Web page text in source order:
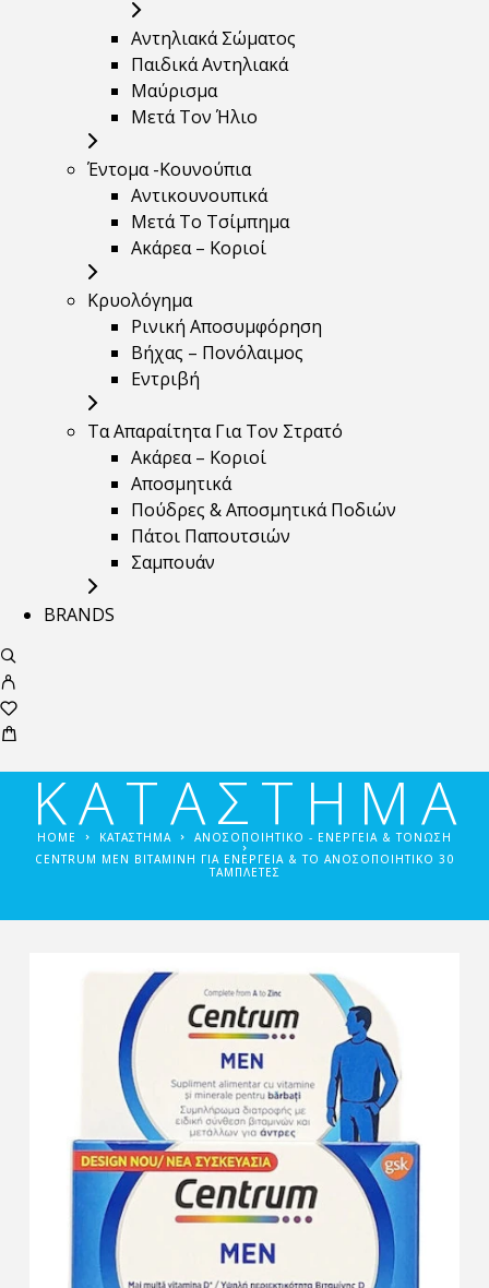
Αντηλιακά Σώματος
Παιδικά Αντηλιακά
Μαύρισμα
Mετά Τον Ήλιο
Έντομα -Κουνούπια
Αντικουνουπικά
Μετά Το Τσίμπημα
Ακάρεα – Κοριοί
Κρυολόγημα
Ρινική Αποσυμφόρηση
Βήχας – Πονόλαιμος
Εντριβή
Τα Απαραίτητα Για Τον Στρατό
Ακάρεα – Κοριοί
Αποσμητικά
Πούδρες & Αποσμητικά Ποδιών
Πάτοι Παπουτσιών
Σαμπουάν
BRANDS
ΚΑΤΑΣΤΗΜΑ
HOME ΚΑΤΑΣΤΗΜΑ
ΑΝΟΣΟΠΟΙΗΤΙΚΌ - ΕΝΈΡΓΕΙΑ & ΤΌΝΩΣΗ
CENTRUM MEN ΒΙΤΑΜΊΝΗ ΓΙΑ ΕΝΈΡΓΕΙΑ & ΤΟ ΑΝΟΣΟΠΟΙΗΤΙΚΌ 30
ΤΑΜΠΛΈΤΕΣ